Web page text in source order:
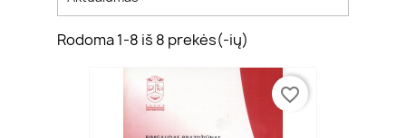
Rodoma 1-8 iš 8 prekės(-ių)
favorite_border